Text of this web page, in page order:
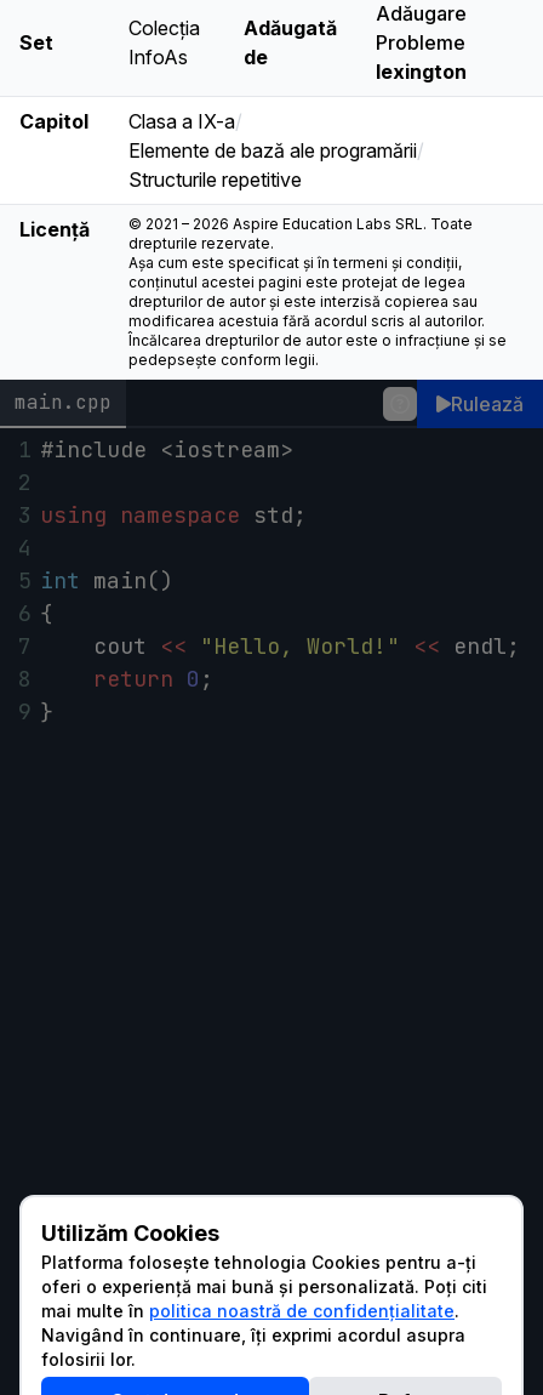
main.cpp Rulează
1 #include <iostream>
2
3 using namespace std ;
4
5 int main()
6 {
7
cout << "Hello, World!" << endl ;
8
return 0 ;
9 }
Set
Colecția
InfoAs
Adăugată
de
Adăugare
Probleme
lexington
Capitol Clasa a IX-a/
Elemente de bază ale programării/
Structurile repetitive
Licență
© 2021 – 2026 Aspire Education Labs SRL. Toate
drepturile rezervate.
Așa cum este specificat și în termeni și condiții,
conținutul acestei pagini este protejat de legea
drepturilor de autor și este interzisă copierea sau
modificarea acestuia fără acordul scris al autorilor.
Încălcarea drepturilor de autor este o infracțiune și se
pedepsește conform legii.
Utilizăm Cookies
Platforma folosește tehnologia Cookies pentru a-ți
oferi o experiență mai bună și personalizată. Poți citi
mai multe în politica noastră de confidențialitate.
Navigând în continuare, îți exprimi acordul asupra
folosirii lor.